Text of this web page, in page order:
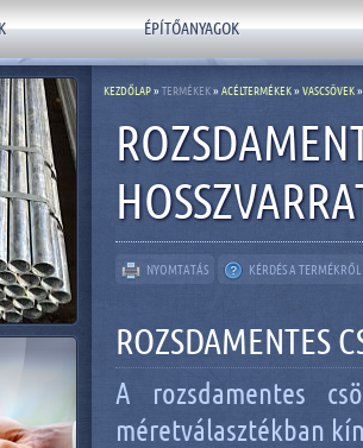
ÉPÍTŐANYAGOK
NYOMTATÁS KÉRDÉS A TERMÉKRŐL
ROZSDAMENTES
A rozsdamentes
méretválasztékban
KEZDŐLAP» TERMÉKEK» ACÉLTERMÉKEK» VASCSÖVEK